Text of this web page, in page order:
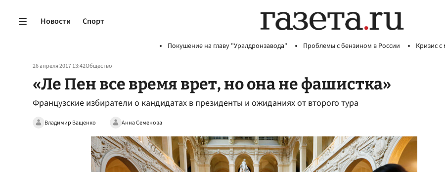
Новости Спорт
Покушение на главу "Уралдронзавода" Проблемы с бензином в России Кризис
26 апреля 2017 13:42Общество
«Ле Пен все время врет, но она не фашистка»
Французские избиратели о кандидатах в президенты и ожиданиях от второго тура
Владимир Ващенко Анна Семенова